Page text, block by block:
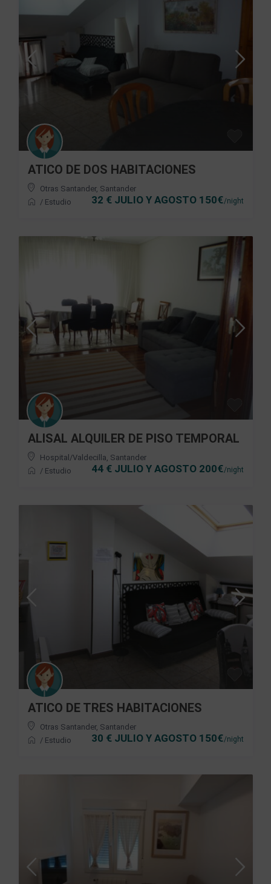
32 € JULIO Y AGOSTO 150€/night
ATICO DE DOS HABITACIONES
Otras Santander, Santander
/ Estudio
44 € JULIO Y AGOSTO 200€/night
ALISAL ALQUILER DE PISO TEMPORAL
Hospital/Valdecilla, Santander
/ Estudio
30 € JULIO Y AGOSTO 150€/night
ATICO DE TRES HABITACIONES
Otras Santander, Santander
/ Estudio